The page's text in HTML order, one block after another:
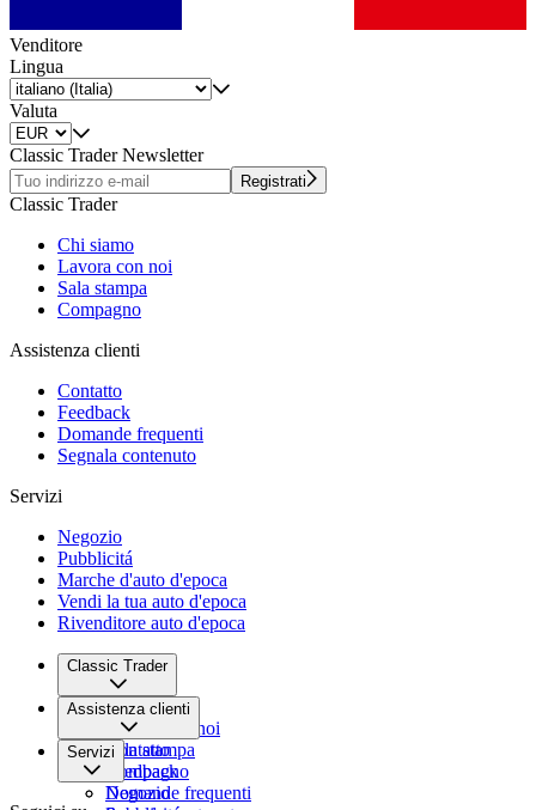
Venditore
Lingua
Valuta
Classic Trader Newsletter
Registrati
Classic Trader
Chi siamo
Lavora con noi
Sala stampa
Compagno
Assistenza clienti
Contatto
Feedback
Domande frequenti
Segnala contenuto
Servizi
Negozio
Pubblicitá
Marche d'auto d'epoca
Vendi la tua auto d'epoca
Rivenditore auto d'epoca
Classic Trader
Chi siamo
Lavora con noi
Sala stampa
Compagno
Assistenza clienti
Contatto
Feedback
Domande frequenti
Servizi
Negozio